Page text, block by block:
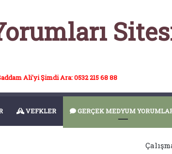
Ali'yi Şimdi Ara: 0532 215 68 88
VEFKLER GERÇEK MEDYUM